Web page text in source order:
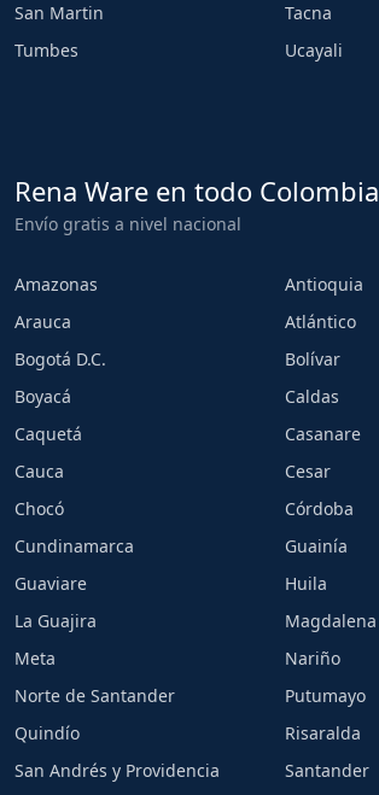
San Martin
Tacna
Tumbes
Ucayali
Rena Ware en todo Colombia
Envío gratis a nivel nacional
Amazonas
Antioquia
Arauca
Atlántico
Bogotá D.C.
Bolívar
Boyacá
Caldas
Caquetá
Casanare
Cauca
Cesar
Chocó
Córdoba
Cundinamarca
Guainía
Guaviare
Huila
La Guajira
Magdalena
Meta
Nariño
Norte de Santander
Putumayo
Quindío
Risaralda
San Andrés y Providencia
Santander